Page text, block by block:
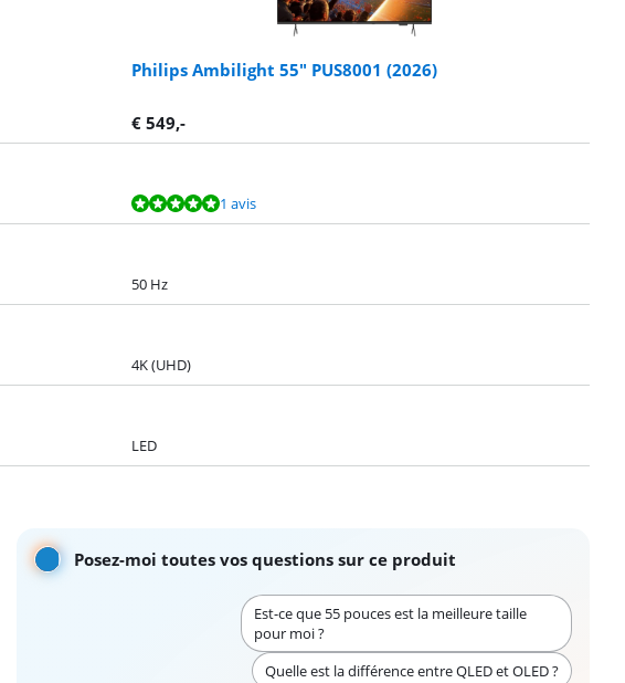
Philips Ambilight 55" PUS8001 (2026)
€549,-
1 avis
50 Hz
4K (UHD)
LED
Posez-moi toutes vos questions sur ce produit
Est-ce que 55 pouces est la meilleure taille
pour moi ?
Quelle est la différence entre QLED et OLED ?